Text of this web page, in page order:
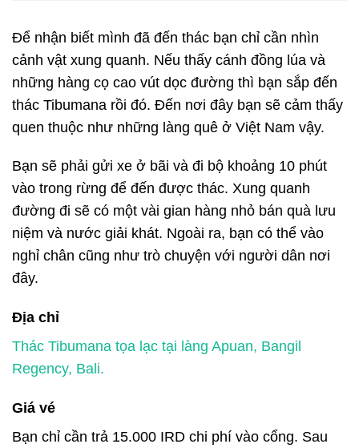
Để nhận biết mình đã đến thác bạn chỉ cần nhìn
cảnh vật xung quanh. Nếu thấy cánh đồng lúa và
những hàng cọ cao vút dọc đường thì bạn sắp đến
thác Tibumana rồi đó. Đến nơi đây bạn sẽ cảm thấy
quen thuộc như những làng quê ở Việt Nam vậy.
Bạn sẽ phải gửi xe ở bãi và đi bộ khoảng 10 phút
vào trong rừng để đến được thác. Xung quanh
đường đi sẽ có một vài gian hàng nhỏ bán quà lưu
niệm và nước giải khát. Ngoài ra, bạn có thể vào
nghỉ chân cũng như trò chuyện với người dân nơi
đây.
Địa chỉ
Thác Tibumana tọa lạc tại làng Apuan, Bangil
Regency, Bali.
Giá vé
Bạn chỉ cần trả 15.000 IRD chi phí vào cổng. Sau